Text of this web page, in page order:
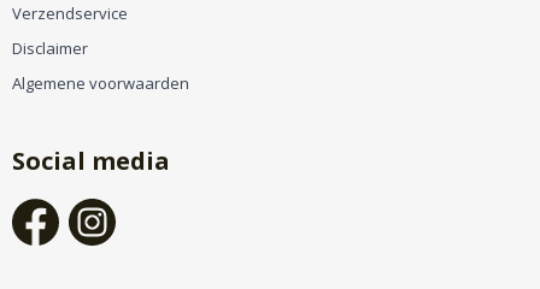
Verzendservice
Disclaimer
Algemene voorwaarden
Social media